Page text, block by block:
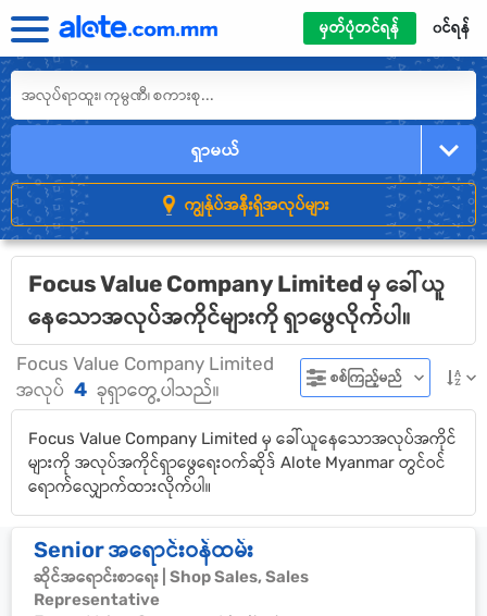
မှတ်ပုံတင်ရန် ၀င်ရန်
ရှာမယ်
ကျွန်ုပ်အနီးရှိအလုပ်များ
Focus Value Company Limited မှ ခေါ်ယူ
နေသောအလုပ်အကိုင်များကို ရှာဖွေလိုက်ပါ။
Focus Value Company Limited
အလုပ် 4 ခုရှာတွေ့ပါသည်။
စစ်ကြည့်မည်
Focus Value Company Limited မှ ခေါ်ယူနေသောအလုပ်အကိုင်
များကို အလုပ်အကိုင်ရှာဖွေရေးဝက်ဆိုဒ် Alote Myanmar တွင်ဝင်
ရောက်လျှောက်ထားလိုက်ပါ။
Senior အရောင်းဝန်ထမ်း
ဆိုင်အရောင်းစာရေး | Shop Sales, Sales
Representative